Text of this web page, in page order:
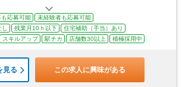
も応募可能
未経験者も応募可能
し
残業月10ｈ以下
住宅補助（手当）あり
スキルアップ 駅チカ 店舗数30以上 積極採用中
見る この求人に興味がある